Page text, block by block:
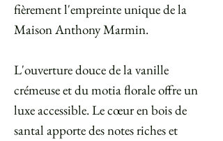
fièrement l'empreinte unique de la
Maison Anthony Marmin.
L'ouverture douce de la vanille
crémeuse et du motia florale offre un
luxe accessible. Le cœur en bois de
santal apporte des notes riches et